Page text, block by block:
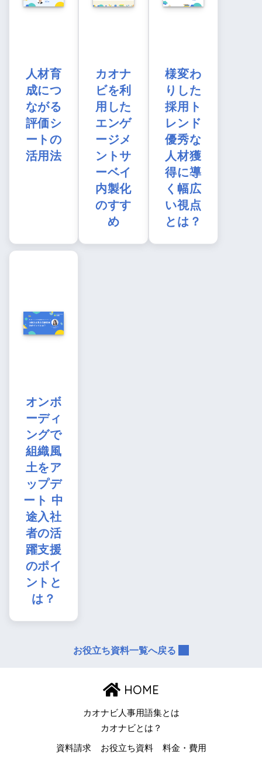
人材育
成につ
ながる
評価シ
ートの
活用法
カオナ
ビを利
用した
エンゲ
ージメ
ントサ
ーベイ
内製化
のすす
め
様変わ
りした
採用ト
レンド
優秀な
人材獲
得に導
く幅広
い視点
とは？
オンボ
ーディ
ングで
組織風
土をア
ップデ
ート 中
途入社
者の活
躍支援
のポイ
ントと
は？
お役立ち資料一覧へ戻る
HOME
カオナビ人事用語集とは
カオナビとは？
資料請求 お役立ち資料 料金・費用